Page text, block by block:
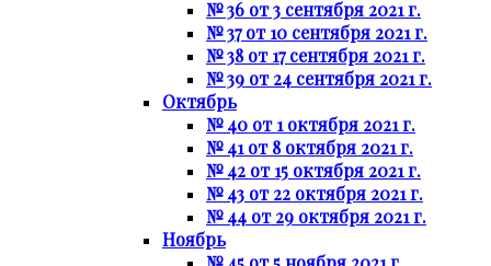
№ 36 от 3 сентября 2021 г.
№ 37 от 10 сентября 2021 г.
№ 38 от 17 сентября 2021 г.
№ 39 от 24 сентября 2021 г.
Октябрь
№ 40 от 1 октября 2021 г.
№ 41 от 8 октября 2021 г.
№ 42 от 15 октября 2021 г.
№ 43 от 22 октября 2021 г.
№ 44 от 29 октября 2021 г.
Ноябрь